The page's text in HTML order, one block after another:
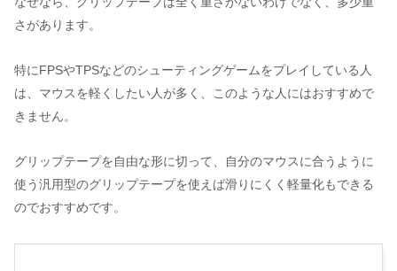
さがあります。
特にFPSやTPSなどのシューティングゲームをプレイしている人
は、マウスを軽くしたい人が多く、このような人にはおすすめで
きません。
グリップテープを自由な形に切って、自分のマウスに合うように
使う汎用型のグリップテープを使えば滑りにくく軽量化もできる
のでおすすめです。